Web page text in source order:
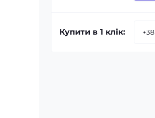
Купити в 1 клік: